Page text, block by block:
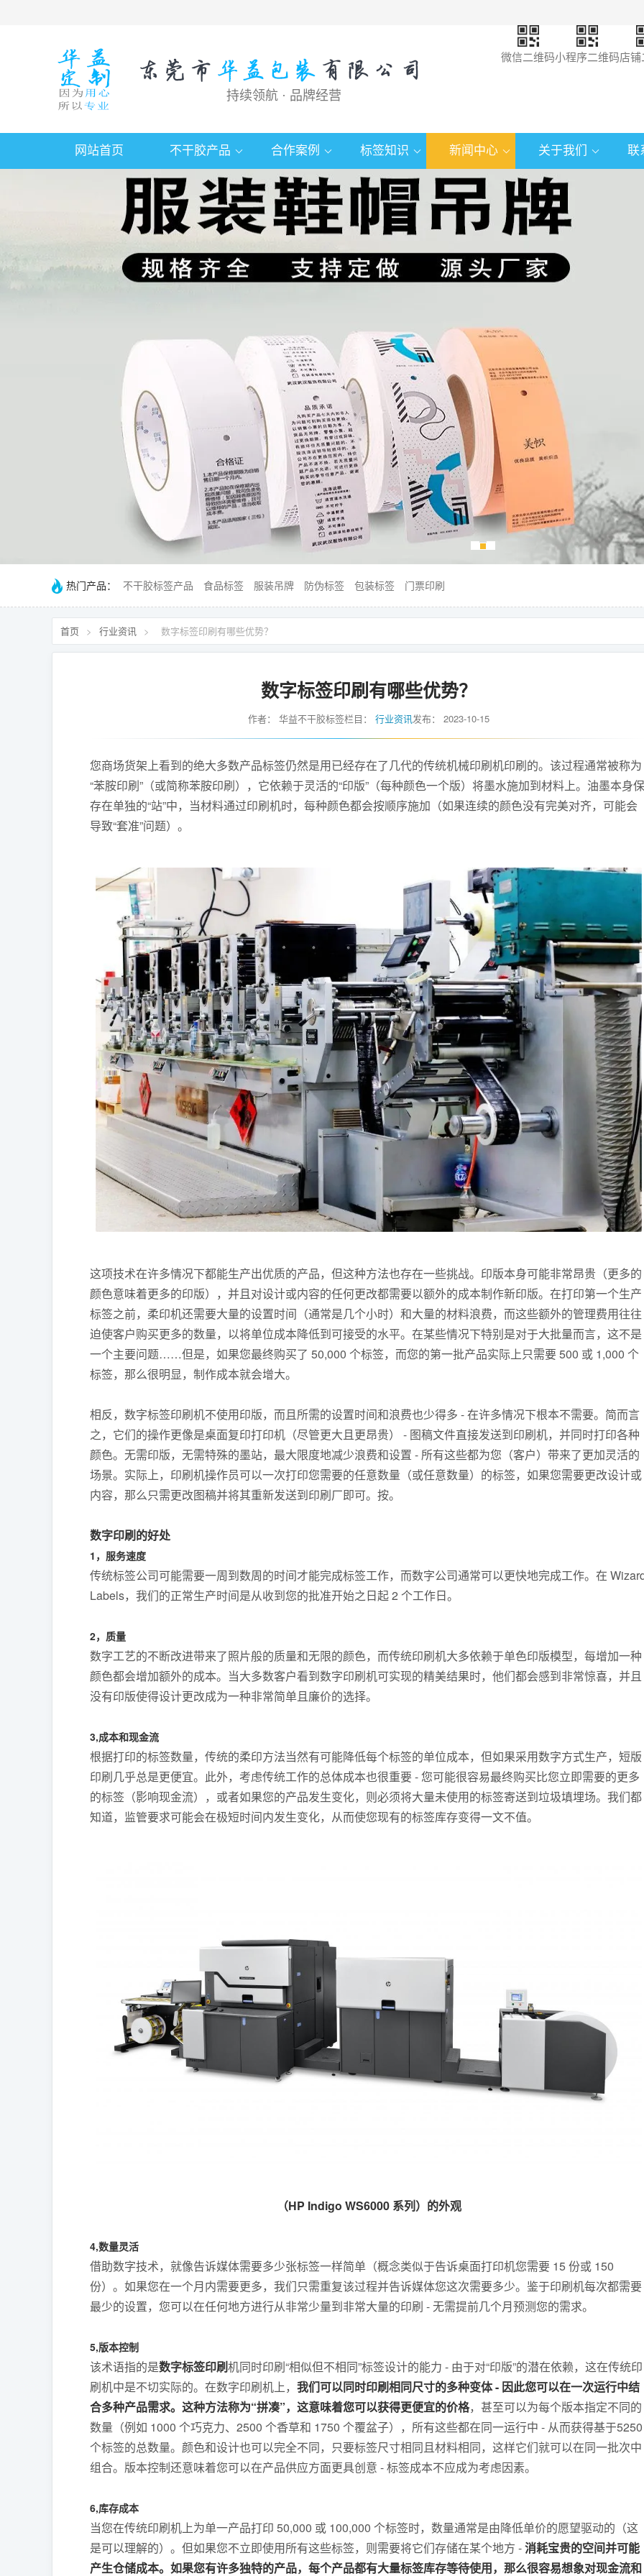
持续领航 · 品牌经营
微信二维码小程序二维码店铺
网站首页 不干胶产品 合作案例 标签知识 新闻中心 关于我们 联
热门产品： 不干胶标签产品 食品标签 服装吊牌 防伪标签 包装标签 门票印刷
首页 > 行业资讯 > 数字标签印刷有哪些优势？
数字标签印刷有哪些优势？
作者： 华益不干胶标签栏目： 行业资讯发布： 2023-10-15
您商场货架上看到的绝大多数产品标签仍然是用已经存在了几代的传统机械印刷机印刷的。该过程通常被称为
“苯胺印刷”（或简称苯胺印刷），它依赖于灵活的“印版”（每种颜色一个版）将墨水施加到材料上。油墨本身保
存在单独的“站”中，当材料通过印刷机时，每种颜色都会按顺序施加（如果连续的颜色没有完美对齐，可能会
导致“套准”问题）。
这项技术在许多情况下都能生产出优质的产品，但这种方法也存在一些挑战。印版本身可能非常昂贵（更多的
颜色意味着更多的印版），并且对设计或内容的任何更改都需要以额外的成本制作新印版。在打印第一个生产
标签之前，柔印机还需要大量的设置时间（通常是几个小时）和大量的材料浪费，而这些额外的管理费用往往
迫使客户购买更多的数量，以将单位成本降低到可接受的水平。在某些情况下特别是对于大批量而言，这不是
一个主要问题……但是，如果您最终购买了 50,000 个标签，而您的第一批产品实际上只需要 500 或 1,000 个
标签，那么很明显，制作成本就会增大。
相反，数字标签印刷机不使用印版，而且所需的设置时间和浪费也少得多 - 在许多情况下根本不需要。简而言
之，它们的操作更像是桌面复印打印机（尽管更大且更昂贵） - 图稿文件直接发送到印刷机，并同时打印各种
颜色。无需印版，无需特殊的墨站，最大限度地减少浪费和设置 - 所有这些都为您（客户）带来了更加灵活的
场景。实际上，印刷机操作员可以一次打印您需要的任意数量（或任意数量）的标签，如果您需要更改设计或
内容，那么只需更改图稿并将其重新发送到印刷厂即可。按。
数字印刷的好处
1，服务速度
传统标签公司可能需要一周到数周的时间才能完成标签工作，而数字公司通常可以更快地完成工作。在
Labels，我们的正常生产时间是从收到您的批准开始之日起 2 个工作日。
2，质量
数字工艺的不断改进带来了照片般的质量和无限的颜色，而传统印刷机大多依赖于单色印版模型，每增加一种
颜色都会增加额外的成本。当大多数客户看到数字印刷机可实现的精美结果时，他们都会感到非常惊喜，并且
没有印版使得设计更改成为一种非常简单且廉价的选择。
3,成本和现金流
根据打印的标签数量，传统的柔印方法当然有可能降低每个标签的单位成本，但如果采用数字方式生产，短版
印刷几乎总是更便宜。此外，考虑传统工作的总体成本也很重要 - 您可能很容易最终购买比您立即需要的更多
的标签（影响现金流），或者如果您的产品发生变化，则必须将大量未使用的标签寄送到垃圾填埋场。我们都
知道，监管要求可能会在极短时间内发生变化，从而使您现有的标签库存变得一文不值。
（HP Indigo WS6000 系列）的外观
4,数量灵活
借助数字技术，就像告诉媒体需要多少张标签一样简单（概念类似于告诉桌面打印机您需要 15 份或 150
份）。如果您在一个月内需要更多，我们只需重复该过程并告诉媒体您这次需要多少。鉴于印刷机每次都需要
最少的设置，您可以在任何地方进行从非常少量到非常大量的印刷 - 无需提前几个月预测您的需求。
5,版本控制
该术语指的是数字标签印刷机同时印刷“相似但不相同”标签设计的能力 - 由于对“印版”的潜在依赖，这在传统印
刷机中是不切实际的。在数字印刷机上， 我们可以同时印刷相同尺寸的多种变体 - 因此您可以在一次运行中结
合多种产品需求。这种方法称为“拼凑”，这意味着您可以获得更便宜的价格，甚至可以为每个版本指定不同的
数量（例如 1000 个巧克力、2500 个香草和 1750 个覆盆子），所有这些都在同一运行中 - 从而获得基于5250
个标签的总数量。颜色和设计也可以完全不同，只要标签尺寸相同且材料相同，这样它们就可以在同一批次中
组合。版本控制还意味着您可以在产品供应方面更具创意 - 标签成本不应成为考虑因素。
6,库存成本
当您在传统印刷机上为单一产品打印 50,000 或 100,000 个标签时，数量通常是由降低单价的愿望驱动的（这
是可以理解的）。但如果您不立即使用所有这些标签，则需要将它们存储在某个地方 -消耗宝贵的空间并可能
产生仓储成本。如果您有许多独特的产品，每个产品都有大量标签库存等待使用，那么很容易想象对现金流和